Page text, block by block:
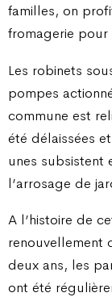
familles, on
fromagerie pour
Les robinets
pompes
commune est
été délaissées
unes subsistent
l’arrosage de
A l’histoire de
renouvellement
deux ans, les
ont été